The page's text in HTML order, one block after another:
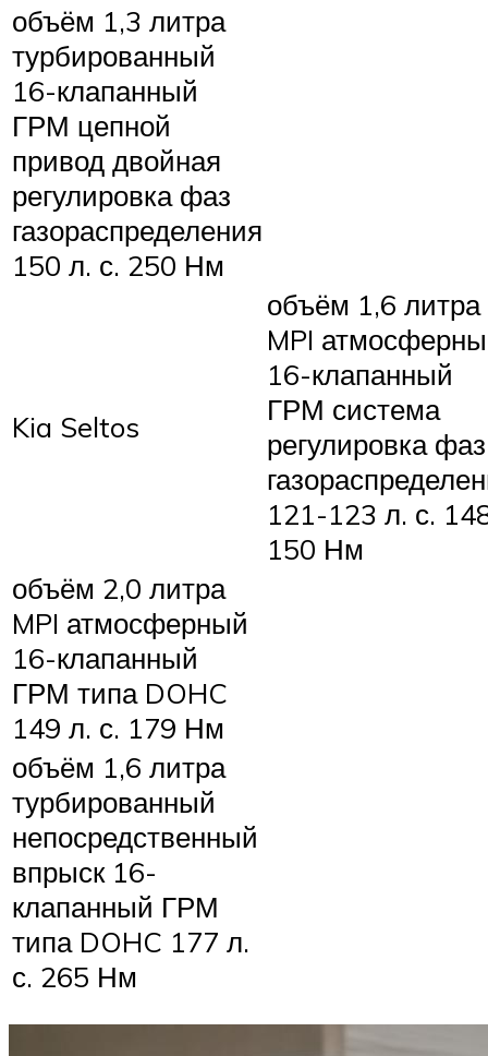
объём 1,3 литра
турбированный
16-клапанный
ГРМ цепной
привод двойная
регулировка фаз
газораспределения
150 л. с. 250 Нм
Kia Seltos
объём 1,6 литра
MPI
16-клапанный
ГРМ система
регулировка фаз
121-123 л. с.
150 Нм
объём 2,0 литра
MPI атмосферный
16-клапанный
ГРМ типа DOHC
149 л. с. 179 Нм
объём 1,6 литра
турбированный
непосредственный
впрыск 16-
клапанный ГРМ
типа DOHC 177 л.
с. 265 Нм